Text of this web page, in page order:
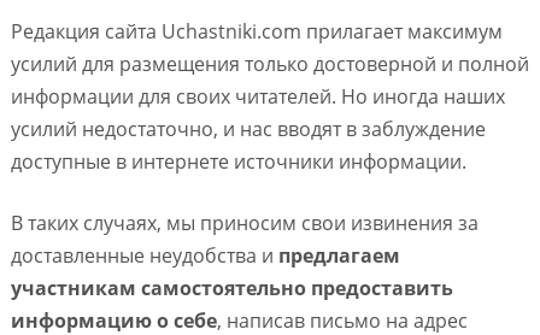
Редакция сайта Uchastniki.com прилагает максимум
усилий для размещения только достоверной и полной
информации для своих читателей. Но иногда наших
усилий недостаточно, и нас вводят в заблуждение
доступные в интернете источники информации.
В таких случаях, мы приносим свои извинения за
доставленные неудобства и предлагаем
участникам самостоятельно предоставить
информацию о себе, написав письмо на адрес